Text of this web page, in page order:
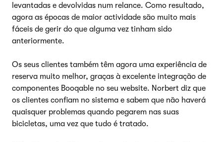
levantadas e devolvidas num relance. Como resultado,
agora as épocas de maior actividade são muito mais
fáceis de gerir do que alguma vez tinham sido
anteriormente.
Os seus clientes também têm agora uma experiência de
reserva muito melhor, graças à excelente integração de
componentes Booqable no seu website. Norbert diz que
os clientes confiam no sistema e sabem que não haverá
quaisquer problemas quando pegarem nas suas
bicicletas, uma vez que tudo é tratado.